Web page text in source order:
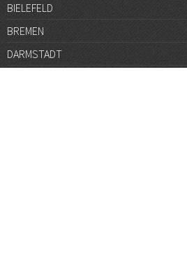
BIELEFELD
BREMEN
DARMSTADT